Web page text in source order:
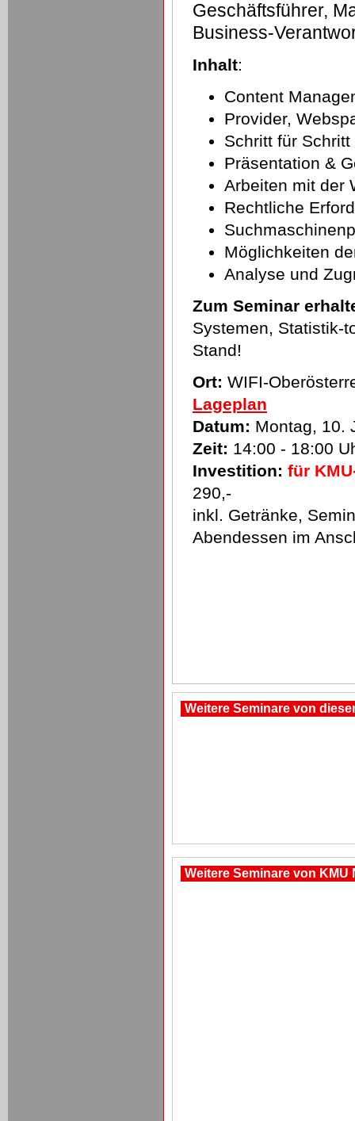
Geschäftsführer,
Business-
Inhalt:
Content
Provider,
Schritt für
Präsentation &
Arbeiten mit der
Rechtliche
Möglichkeiten
Analyse und
Zum Seminar
Systemen, Statistik-
Stand!
Ort: WIFI-
Lageplan
Datum: Montag, 10.
Zeit: 14:00 - 18:00
Investition: für
290,-
inkl. Getränke,
Abendessen im
Weitere Seminare von
Weitere Seminare von KMU